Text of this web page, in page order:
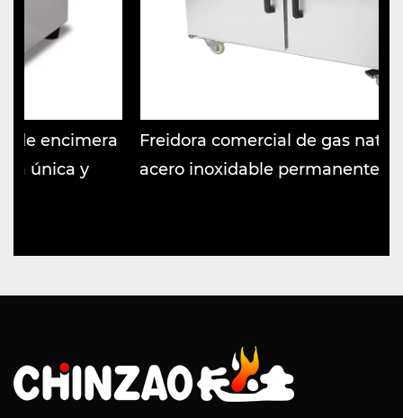
Freidora comercial de gas natural/GLP
acero inoxidable permanente